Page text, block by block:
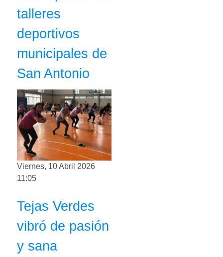
talleres
deportivos
municipales de
San Antonio
Viernes, 10 Abril 2026
11:05
Tejas Verdes
vibró de pasión
y sana